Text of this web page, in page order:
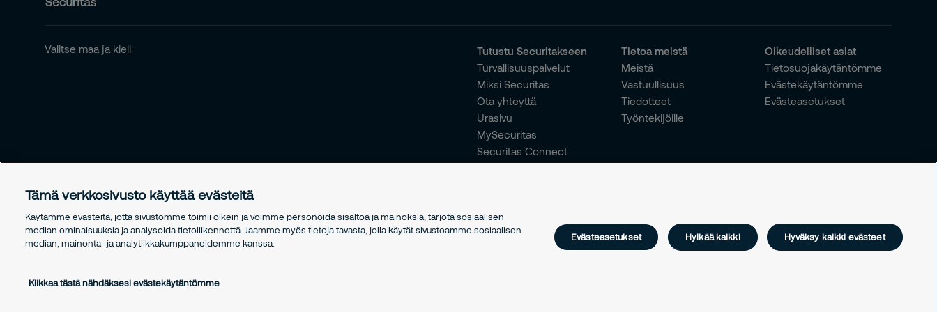
Valitse maa ja kieli
Tutustu Securitakseen
Turvallisuuspalvelut
Miksi Securitas
Ota yhteyttä
Urasivu
MySecuritas
Securitas Connect
Tietoa meistä
Meistä
Vastuullisuus
Tiedotteet
Työntekijöille
Oikeudelliset asiat
Tietosuojakäytäntömme
Evästekäytäntömme
Evästeasetukset
Copyright © 2026 Securitas
Tämä verkkosivusto käyttää evästeitä
Käytämme evästeitä, jotta sivustomme toimii oikein ja voimme personoida sisältöä ja mainoksia, tarjota sosiaalisen
median ominaisuuksia ja analysoida tietoliikennettä. Jaamme myös tietoja tavasta, jolla käytät sivustoamme sosiaalisen
median, mainonta- ja analytiikkakumppaneidemme kanssa.
Klikkaa tästä nähdäksesi evästekäytäntömme
Evästeasetukset Hylkää kaikki Hyväksy kaikki evästeet